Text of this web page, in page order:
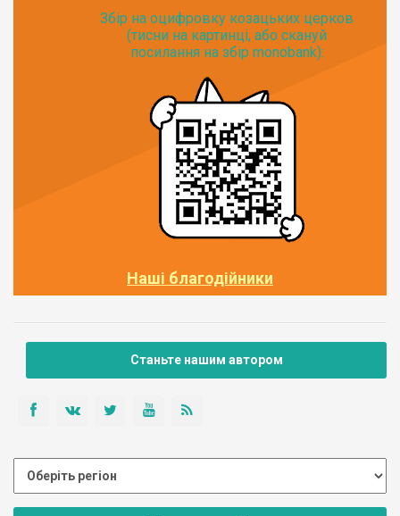
Збір на оцифровку козацьких церков
(тисни на картинці, або скануй
посилання на збір monobank):
Наші благодійники
Станьте нашим автором